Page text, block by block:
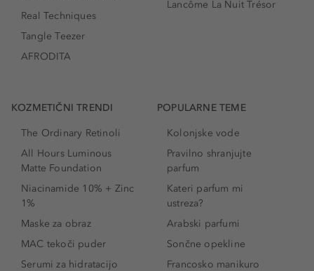
Real Techniques
Tangle Teezer
AFRODITA
Lancôme La Nuit Trésor
KOZMETIČNI TRENDI
The Ordinary Retinoli
All Hours Luminous
Matte Foundation
Niacinamide 10% + Zinc
1%
Maske za obraz
MAC tekoči puder
Serumi za hidratacijo
POPULARNE TEME
Kolonjske vode
Pravilno shranjujte
parfum
Kateri parfum mi
ustreza?
Arabski parfumi
Sončne opekline
Francosko manikuro